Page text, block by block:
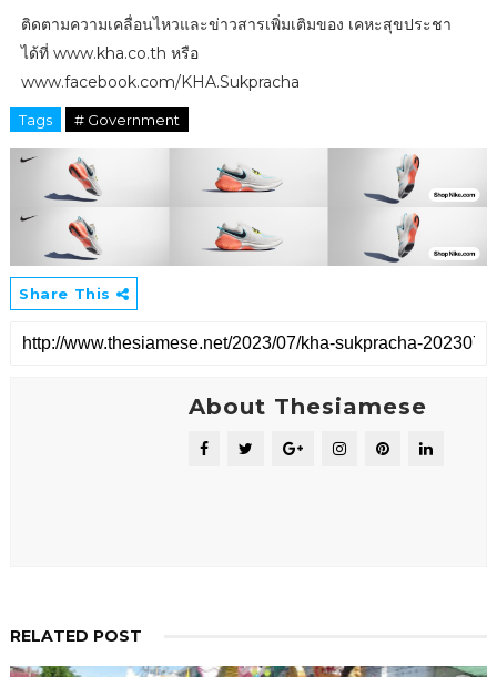
ติดตามความเคลื่อนไหวและข่าวสารเพิ่มเติมของ เคหะสุขประชา
ได้ที่ www.kha.co.th หรือ
www.facebook.com/KHA.Sukpracha
Tags # Government
Share This
About Thesiamese
RELATED POST